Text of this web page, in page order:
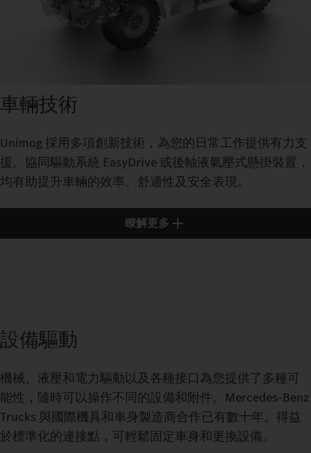
車輛技術
Unimog 採用多項創新技術，為您的日常工作提供有力支
援。協同驅動系統 EasyDrive 或後軸液氣壓式懸掛裝置，
均有助提升車輛的效率、舒適性及安全表現。
瞭解更多
設備驅動
機械、液壓和電力驅動以及各種接口為您提供了多種可
能性，隨時可以操作不同的設備和附件。Mercedes‑Benz
Trucks 與國際機具和車身製造商合作已有數十年。得益
於標準化的連接點，可輕鬆固定車身和更換設備。